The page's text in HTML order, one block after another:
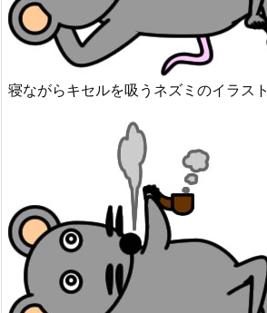
寝ながらキセルを吸うネズミのイラスト